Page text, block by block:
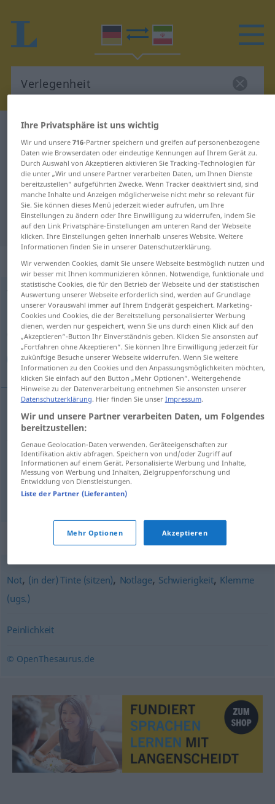
Deutsch-Persisch Wörterbuch
Deutsch-Persisch Übersetzung für
"Verlegenheit"
"Verlegenheit" Persisch
Übersetzung
„Verlegenheit“: Femininum
Verlegenheitf
Übersicht aller Übersetzungen
(Für mehr Details die Übersetzung anklicken/antippen)
شرمندگی گرفتاری, مخمصه
شرمندگی [šarmandegi] Verlegenheit
گرفتاری [gereftāri] Verlegenheit Situation
مخمصه [maxmase]
Synonyme für "Verlegenheit"
Not, (in der) Tinte (sitzen), Notlage, Schwierigkeit, Klemme
(ugs.)
Peinlichkeit
© OpenThesaurus.de
Ihre Privatsphäre ist uns wichtig
Wir und unsere 716-Partner speichern und greifen auf personenbezogene
Daten wie Browserdaten oder eindeutige Kennungen auf Ihrem Gerät zu.
Durch Auswahl von Akzeptieren aktivieren Sie Tracking-Technologien für
die unter „Wir und unsere Partner verarbeiten Daten, um Ihnen Dienste
bereitzustellen“ aufgeführten Zwecke. Wenn Tracker deaktiviert sind, sind
manche Inhalte und Anzeigen möglicherweise nicht mehr so relevant für
Sie. Sie können dieses Menü jederzeit wieder aufrufen, um Ihre
Einstellungen zu ändern oder Ihre Einwilligung zu widerrufen, indem Sie
auf den Link Privatsphäre-Einstellungen am unteren Rand der Webseite
klicken. Ihre Einstellungen gelten innerhalb unseres Website. Weitere
Informationen finden Sie in unserer Datenschutzerklärung.
Wir verwenden Cookies, damit Sie unsere Webseite bestmöglich nutzen und
wir besser mit Ihnen kommunizieren können. Notwendige, funktionale und
statistische Cookies, die für den Betrieb der Webseite und der statistischen
Auswertung unserer Webseite erforderlich sind, werden auf Grundlage
unserer Vorauswahl immer auf Ihrem Endgerät gespeichert. Marketing-
Cookies und Cookies, die der Bereitstellung personalisierter Werbung
dienen, werden nur gespeichert, wenn Sie uns durch einen Klick auf den
„Akzeptieren“-Button Ihr Einverständnis geben. Klicken Sie ansonsten auf
„Fortfahren ohne Akzeptieren“. Sie können Ihre Einwilligung jederzeit für
zukünftige Besuche unserer Webseite widerrufen. Wenn Sie weitere
Informationen zu den Cookies und den Anpassungsmöglichkeiten möchten,
klicken Sie einfach auf den Button „Mehr Optionen“. Weitergehende
Hinweise zu der Datenverarbeitung entnehmen Sie ansonsten unserer
Datenschutzerklärung. Hier finden Sie unser Impressum.
Wir und unsere Partner verarbeiten Daten, um Folgendes
bereitzustellen:
Genaue Geolocation-Daten verwenden. Geräteeigenschaften zur
Identifikation aktiv abfragen. Speichern von und/oder Zugriff auf
Informationen auf einem Gerät. Personalisierte Werbung und Inhalte,
Messung von Werbung und Inhalten, Zielgruppenforschung und
Entwicklung von Dienstleistungen.
Liste der Partner (Lieferanten)
Mehr Optionen Akzeptieren